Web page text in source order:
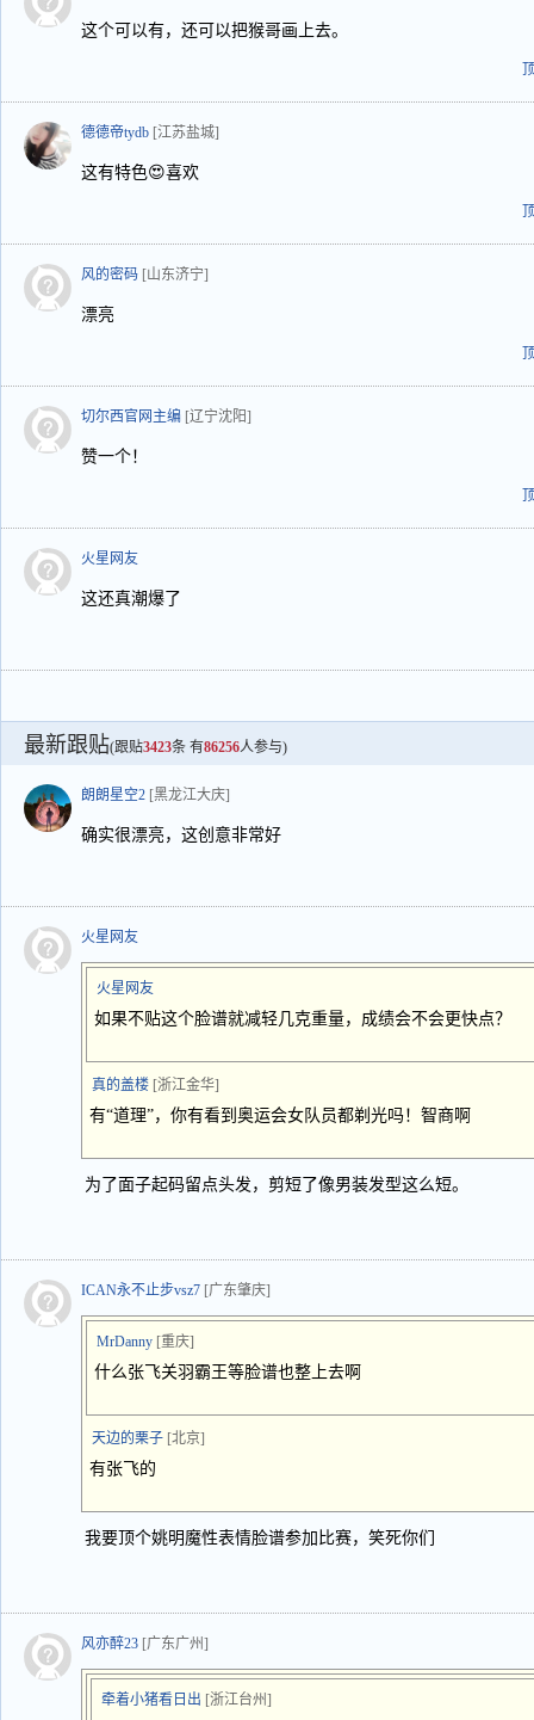
这个可以有，还可以把猴哥画上去。
德德帝tydb [江苏盐城]
这有特色😍喜欢
风的密码 [山东济宁]
漂亮
切尔西官网主编 [辽宁沈阳]
赞一个！
火星网友
这还真潮爆了
最新跟贴(跟贴3423条 有86256人参与)
朗朗星空2 [黑龙江大庆]
确实很漂亮，这创意非常好
火星网友
火星网友
如果不贴这个脸谱就减轻几克重量，成绩会不会更快点？
真的盖楼 [浙江金华]
有“道理”，你有看到奥运会女队员都剃光吗！智商啊
为了面子起码留点头发，剪短了像男装发型这么短。
ICAN永不止步vsz7 [广东肇庆]
MrDanny [重庆]
什么张飞关羽霸王等脸谱也整上去啊
天边的栗子 [北京]
有张飞的
我要顶个姚明魔性表情脸谱参加比赛，笑死你们
风亦醉23 [广东广州]
牵着小猪看日出 [浙江台州]